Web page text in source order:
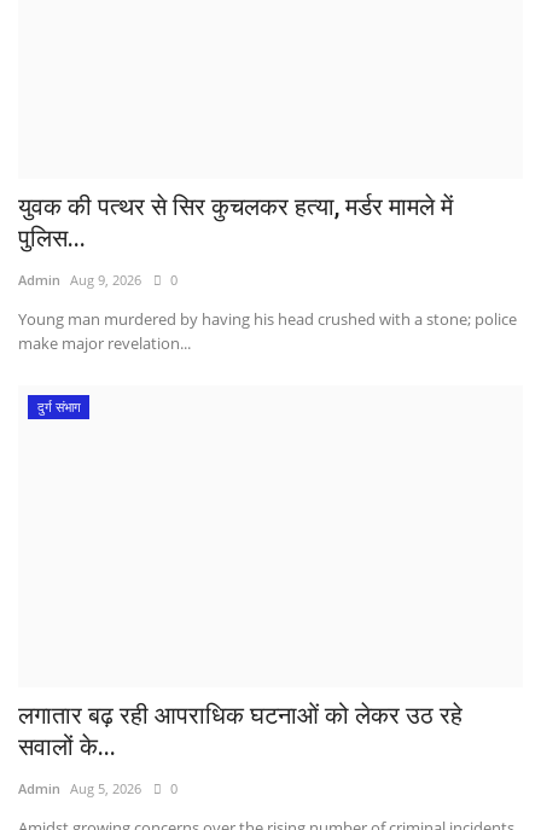
युवक की पत्थर से सिर कुचलकर हत्या, मर्डर मामले में
पुलिस...
Admin Aug 9, 2026 0
Young man murdered by having his head crushed with a stone; police
make major revelation...
दुर्ग संभाग
लगातार बढ़ रही आपराधिक घटनाओं को लेकर उठ रहे
सवालों के...
Admin Aug 5, 2026 0